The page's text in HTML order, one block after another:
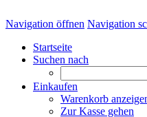
Navigation öffnen Navigation
Startseite
Suchen nach
Einkaufen
Warenkorb
Zur Kasse gehen